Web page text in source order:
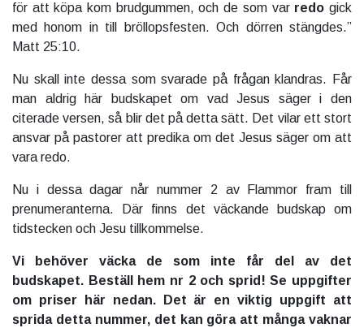
för att köpa kom brudgummen, och de som var redo gick
med honom in till bröllopsfesten. Och dörren stängdes.”
Matt 25:10.
Nu skall inte dessa som svarade på frågan klandras. Får
man aldrig här budskapet om vad Jesus säger i den
citerade versen, så blir det på detta sätt. Det vilar ett stort
ansvar på pastorer att predika om det Jesus säger om att
vara redo.
Nu i dessa dagar når nummer 2 av Flammor fram till
prenumeranterna. Där finns det väckande budskap om
tidstecken och Jesu tillkommelse.
Vi behöver väcka de som inte får del av det
budskapet. Beställ hem nr 2 och sprid! Se uppgifter
om priser här nedan. Det är en viktig uppgift att
sprida detta nummer, det kan göra att många vaknar